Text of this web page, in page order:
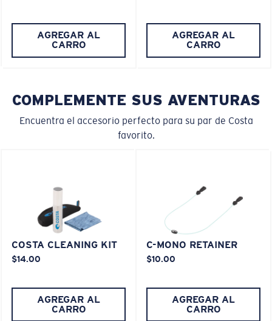
AGREGAR AL
CARRO
AGREGAR AL
CARRO
COMPLEMENTE SUS AVENTURAS
Encuentra el accesorio perfecto para su par de Costa
favorito.
COSTA CLEANING KIT
$14.00
AGREGAR AL
CARRO
C-MONO RETAINER
$10.00
AGREGAR AL
CARRO